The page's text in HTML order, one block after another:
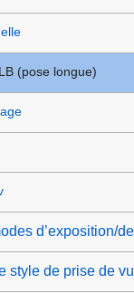
(pose longue)
d’exposition/
style de prise de